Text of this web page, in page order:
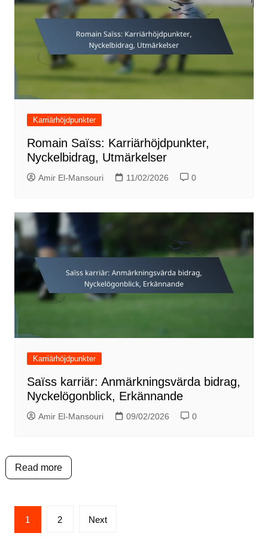
Karriärhöjdpunkter
Romain Saïss: Karriärhöjdpunkter,
Nyckelbidrag, Utmärkelser
Amir El-Mansouri 11/02/2026 0
Karriärhöjdpunkter
Saïss karriär: Anmärkningsvärda bidrag,
Nyckelögonblick, Erkännande
Amir El-Mansouri 09/02/2026 0
Read more
Posts
pagination
1 2 Next